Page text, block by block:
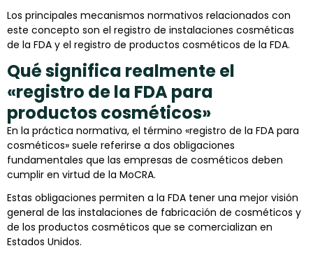
Los principales mecanismos normativos relacionados con
este concepto son el registro de instalaciones cosméticas
de la FDA y el registro de productos cosméticos de la FDA.
Qué significa realmente el
«registro de la FDA para
productos cosméticos»
En la práctica normativa, el término «registro de la FDA para
cosméticos» suele referirse a dos obligaciones
fundamentales que las empresas de cosméticos deben
cumplir en virtud de la MoCRA.
Estas obligaciones permiten a la FDA tener una mejor visión
general de las instalaciones de fabricación de cosméticos y
de los productos cosméticos que se comercializan en
Estados Unidos.